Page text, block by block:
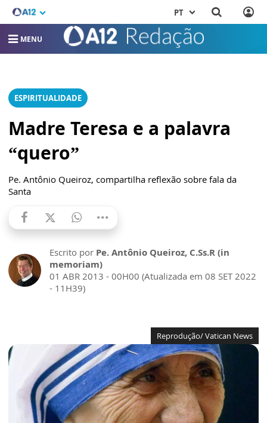
PT
MENU
ESPIRITUALIDADE
Madre Teresa e a palavra
“quero”
Pe. Antônio Queiroz, compartilha reflexão sobre fala da
Santa
Escrito por Pe. Antônio Queiroz, C.Ss.R (in
memoriam)
01 ABR 2013 - 00H00 (Atualizada em 08 SET 2022
- 11H39)
Reprodução/ Vatican News